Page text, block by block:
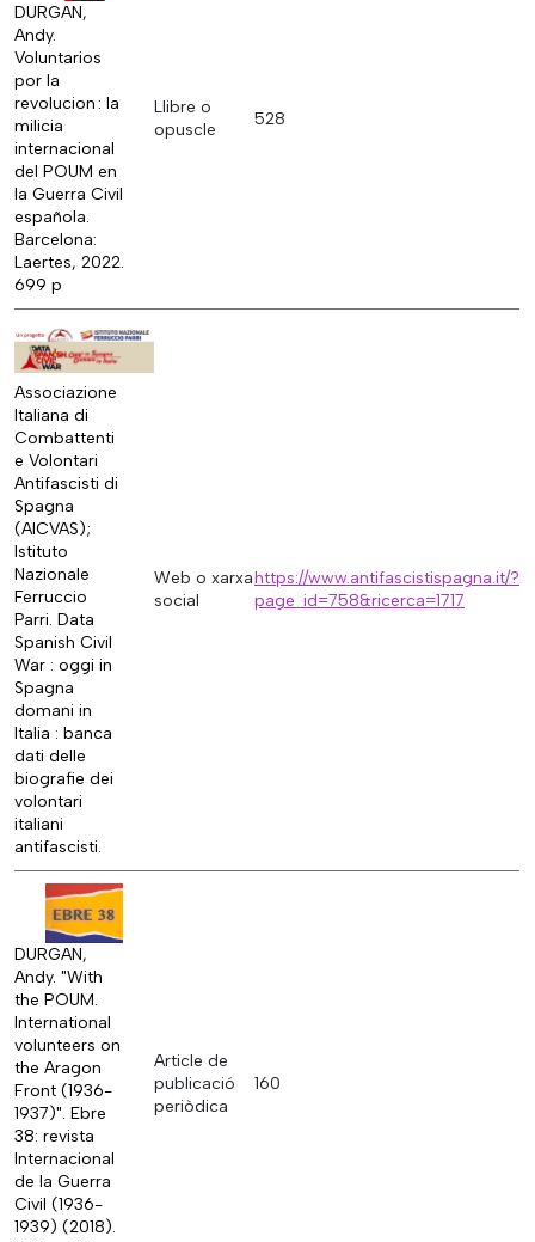
DURGAN,
Andy.
Voluntarios
por la
revolucion : la
milicia
internacional
del POUM en
la Guerra Civil
española.
Barcelona:
Laertes, 2022.
699 p
Llibre o
opuscle
528
Associazione
Italiana di
Combattenti
e Volontari
Antifascisti di
Spagna
(AICVAS);
Istituto
Nazionale
Ferruccio
Parri. Data
Spanish Civil
War : oggi in
Spagna
domani in
Italia : banca
dati delle
biografie dei
volontari
italiani
antifascisti.
Web o xarxa
social
https://www.antifascistispagna.it/?
page_id=758&ricerca=1717
DURGAN,
Andy. "With
the POUM.
International
volunteers on
the Aragon
Front (1936-
1937)". Ebre
38: revista
Internacional
de la Guerra
Civil (1936-
1939) (2018).
Article de
publicació
periòdica
160